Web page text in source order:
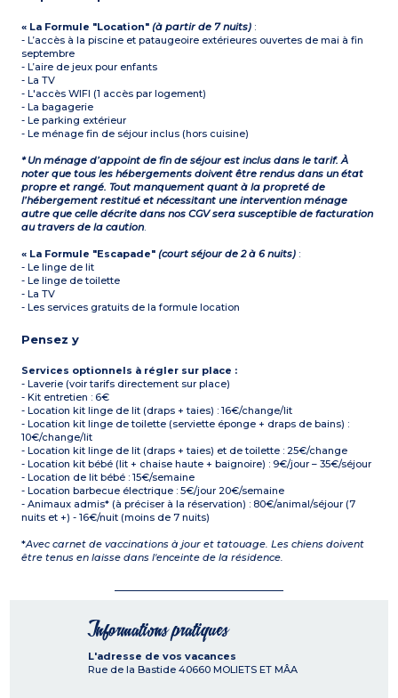
« La Formule "Location"(à partir de 7 nuits) :
- L’accès à la piscine et pataugeoire extérieures ouvertes de mai à fin
septembre
- L’aire de jeux pour enfants
- La TV
- L'accès WIFI (1 accès par logement)
- La bagagerie
- Le parking extérieur
- Le ménage fin de séjour inclus (hors cuisine)
* Un ménage d’appoint de fin de séjour est inclus dans le tarif. À
noter que tous les hébergements doivent être rendus dans un état
propre et rangé. Tout manquement quant à la propreté de
l’hébergement restitué et nécessitant une intervention ménage
autre que celle décrite dans nos CGV sera susceptible de facturation
au travers de la caution.
« La Formule "Escapade"(court séjour de 2 à 6 nuits) :
- Le linge de lit
- Le linge de toilette
- La TV
- Les services gratuits de la formule location
Pensez y
Services optionnels à régler sur place :
- Laverie (voir tarifs directement sur place)
- Kit entretien : 6€
- Location kit linge de lit (draps + taies) : 16€/change/lit
- Location kit linge de toilette (serviette éponge + draps de bains) :
10€/change/lit
- Location kit linge de lit (draps + taies) et de toilette : 25€/change
- Location kit bébé (lit + chaise haute + baignoire) : 9€/jour – 35€/séjour
- Location de lit bébé : 15€/semaine
- Location barbecue électrique : 5€/jour 20€/semaine
- Animaux admis* (à préciser à la réservation) : 80€/animal/séjour (7
nuits et +) - 16€/nuit (moins de 7 nuits)
*Avec carnet de vaccinations à jour et tatouage. Les chiens doivent
être tenus en laisse dans l'enceinte de la résidence.
Informations pratiques
L'adresse de vos vacances
Rue de la Bastide 40660 MOLIETS ET MÂA